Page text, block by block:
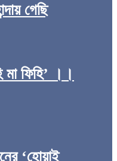
গেছি
মা ফিহি’ ।।
‘হোয়াই